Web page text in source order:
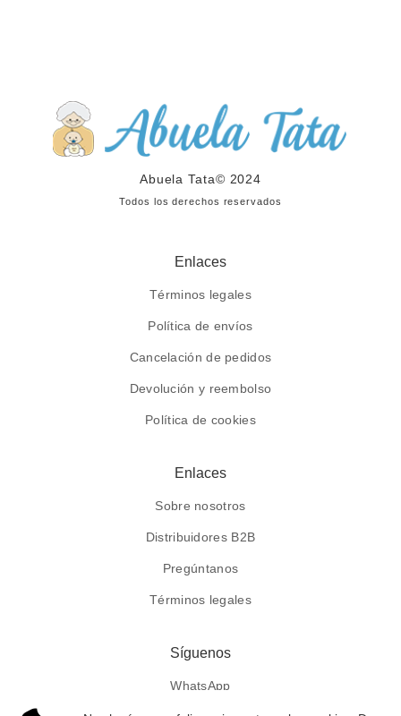
Abuela Tata© 2024
Todos los derechos reservados
Enlaces
Términos legales
Política de envíos
Cancelación de pedidos
Devolución y reembolso
Política de cookies
Enlaces
Sobre nosotros
Distribuidores B2B
Pregúntanos
Términos legales
Síguenos
WhatsApp